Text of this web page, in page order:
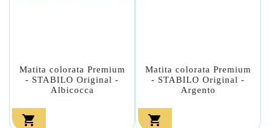
Matita colorata Premium
- STABILO Original -
Albicocca

Matita colorata Premium
- STABILO Original -
Argento
